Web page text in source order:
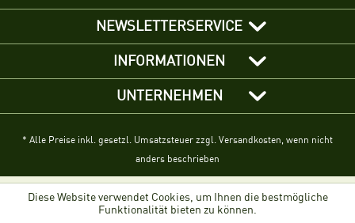
NEWSLETTERSERVICE
INFORMATIONEN
UNTERNEHMEN
* Alle Preise inkl. gesetzl. Umsatzsteuer zzgl. Versandkosten, wenn nicht
anders beschrieben
Diese Website verwendet Cookies, um Ihnen die bestmögliche
Funktionalität bieten zu können.